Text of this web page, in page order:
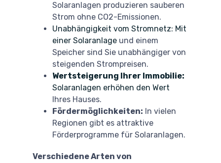
Solaranlagen produzieren sauberen
Strom ohne CO2-Emissionen.
Unabhängigkeit vom Stromnetz: Mit
einer Solaranlage und einem
Speicher sind Sie unabhängiger von
steigenden Strompreisen.
Wertsteigerung Ihrer Immobilie:
Solaranlagen erhöhen den Wert
Ihres Hauses.
Fördermöglichkeiten: In vielen
Regionen gibt es attraktive
Förderprogramme für Solaranlagen.
Verschiedene Arten von